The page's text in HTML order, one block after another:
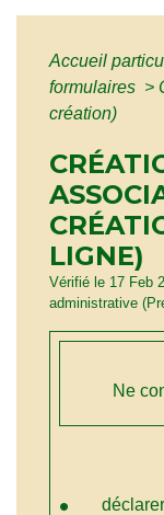
Accueil
formulaires >
création)
LIGNE)
Vérifié le 17 Feb
administrative
Ne